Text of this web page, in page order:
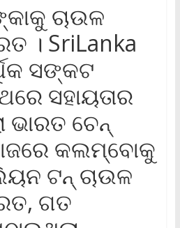
ଚାଉଳ
। SriLanka
ସଙ୍କଟ
ସହାୟତାର
ଭାରତ ଚେନ୍
କଲମ୍ବୋକୁ
ଟନ୍ ଚାଉଳ
ଗତ